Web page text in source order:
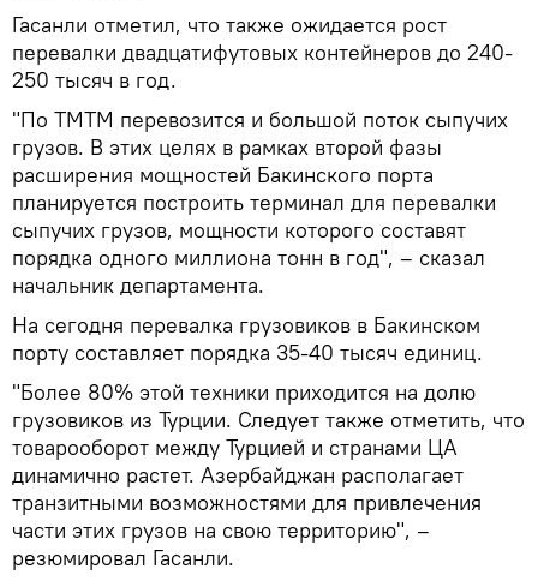
Гасанли отметил, что также ожидается рост
перевалки двадцатифутовых контейнеров до 240-
250 тысяч в год.
"По ТМТМ перевозится и большой поток сыпучих
грузов. В этих целях в рамках второй фазы
расширения мощностей Бакинского порта
планируется построить терминал для перевалки
сыпучих грузов, мощности которого составят
порядка одного миллиона тонн в год", – сказал
начальник департамента.
На сегодня перевалка грузовиков в Бакинском
порту составляет порядка 35-40 тысяч единиц.
"Более 80% этой техники приходится на долю
грузовиков из Турции. Следует также отметить, что
товарооборот между Турцией и странами ЦА
динамично растет. Азербайджан располагает
транзитными возможностями для привлечения
части этих грузов на свою территорию", –
резюмировал Гасанли.